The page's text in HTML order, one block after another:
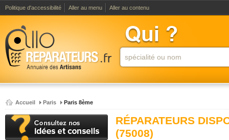
Politique d'accessibilité Aller au menu Aller au contenu
Accueil Paris Paris 8ème
RÉPARATEURS
(75008)